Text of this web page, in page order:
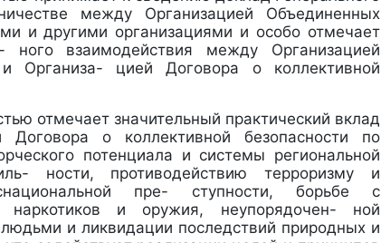
между Организацией Объединенных
и другими организациями и особо отмечает
ного взаимодействия между Организацией
Организа- цией Договора о коллективной
значительный практический вклад
Договора о коллективной безопасности по
потенциала и системы региональной
ности, противодействию терроризму и
пре- ступности, борьбе с
наркотиков и оружия, неупорядочен- ной
и ликвидации последствий природных и